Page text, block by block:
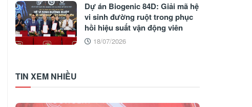
Dự án Biogenic 84D: Giải mã hệ
vi sinh đường ruột trong phục
hồi hiệu suất vận động viên
18/07/2026
TIN XEM NHIỀU